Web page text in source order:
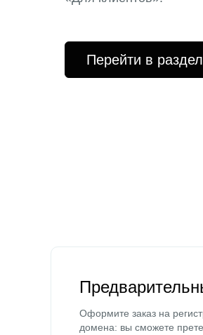
Перейти в
Оформите заказ на
домена: вы сможете